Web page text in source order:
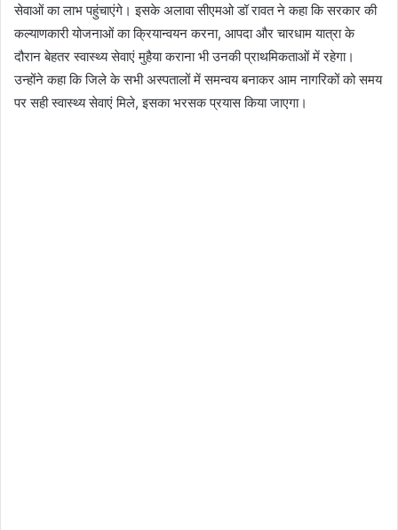
सेवाओं का लाभ पहुंचाएंगे। इसके अलावा सीएमओ डॉ रावत ने कहा कि सरकार की
कल्याणकारी योजनाओं का क्रियान्वयन करना, आपदा और चारधाम यात्रा के
दौरान बेहतर स्वास्थ्य सेवाएं मुहैया कराना भी उनकी प्राथमिकताओं में रहेगा।
उन्होंने कहा कि जिले के सभी अस्पतालों में समन्वय बनाकर आम नागरिकों को समय
पर सही स्वास्थ्य सेवाएं मिले, इसका भरसक प्रयास किया जाएगा।